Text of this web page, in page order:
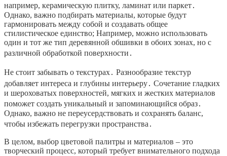
например, керамическую плитку, ламинат или паркет․
Однако, важно подбирать материалы, которые будут
гармонировать между собой и создавать общее
стилистическое единство; Например, можно использовать
один и тот же тип деревянной обшивки в обоих зонах, но с
различной обработкой поверхности․
Не стоит забывать о текстурах․ Разнообразие текстур
добавляет интереса и глубины интерьеру․ Сочетание гладких
и шероховатых поверхностей, мягких и жестких материалов
поможет создать уникальный и запоминающийся образ․
Однако, важно не переусердствовать и сохранять баланс,
чтобы избежать перегрузки пространства․
В целом, выбор цветовой палитры и материалов – это
творческий процесс, который требует внимательного подхода